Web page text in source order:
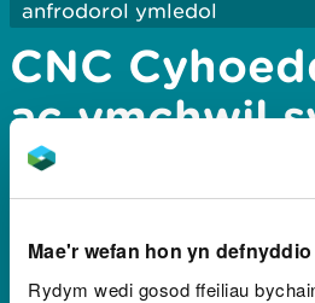
Mae'r wefan hon yn
Rydym wedi gosod ffeiliau
anfrodorol ymledol
CNC
ac ymchwil
ymwneud â
anfrodorol